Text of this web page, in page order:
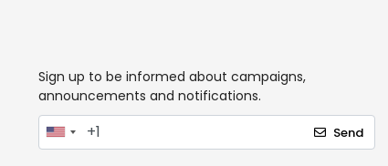
Sign up to be informed about campaigns,
announcements and notifications.
Send